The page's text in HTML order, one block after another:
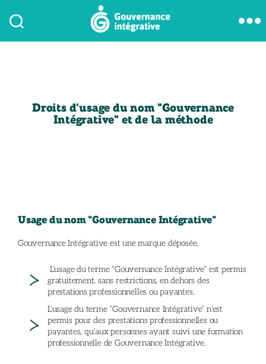
Droits d'usage du nom "Gouvernance
Intégrative" et de la méthode
Usage du nom "Gouvernance Intégrative"
Gouvernance Intégrative est une marque déposée.
L’usage du terme “Gouvernance Intégrative” est permis
gratuitement, sans restrictions, en dehors des
prestations professionnelles ou payantes.
L’usage du terme “Gouvernance Intégrative” n’est
permis pour des prestations professionnelles ou
payantes, qu’aux personnes ayant suivi une formation
professionnelle de Gouvernance Intégrative.